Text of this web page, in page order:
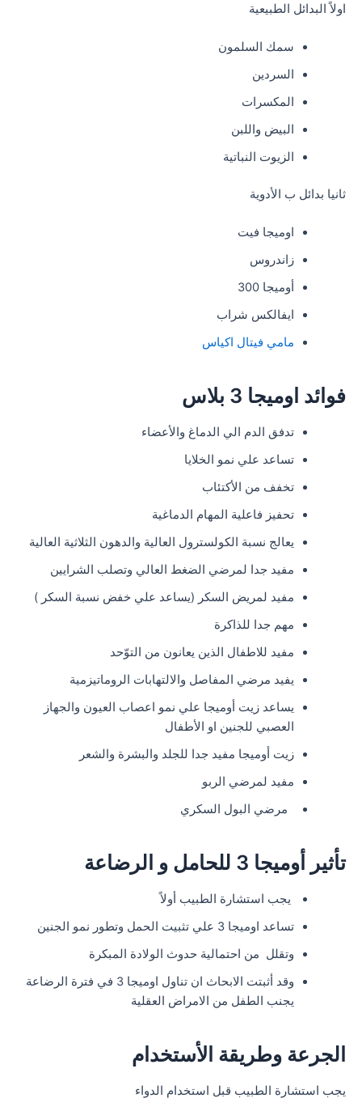
اولاً البدائل الطبيعية
سمك السلمون
السردين
المكسرات
البيض واللبن
الزيوت النباتية
ثانيا بدائل ب الأدوية
اوميجا فيت
زاندروس
أوميجا 300
ايفالكس شراب
مامي فيتال اكياس
فوائد اوميجا 3 بلاس
تدفق الدم الي الدماغ والأعضاء
تساعد علي نمو الخلايا
تخفف من الأكتئاب
تحفيز فاعلية المهام الدماغية
يعالج نسبة الكولسترول العالية والدهون الثلاثية العالية
مفيد جدا لمرضي الضغط العالي وتصلب الشرايين
مفيد لمريض السكر (يساعد علي خفض نسبة السكر )
مهم جدا للذاكرة
مفيد للاطفال الذين يعانون من التوّحد
يفيد مرضي المفاصل والالتهابات الروماتيزمية
يساعد زيت أوميجا علي نمو اعصاب العيون والجهاز
العصبي للجنين او الأطفال
زيت أوميجا مفيد جدا للجلد والبشرة والشعر
مفيد لمرضي الربو
مرضي البول السكري
تأثير أوميجا 3 للحامل و الرضاعة
يجب استشارة الطبيب أولاً
تساعد اوميجا 3 علي تثبيت الحمل وتطور نمو الجنين
وتقلل من احتمالية حدوث الولادة المبكرة
وقد أثبتت الابحاث ان تناول اوميجا 3 في فترة الرضاعة
يجنب الطفل من الامراض العقلية
الجرعة وطريقة الأستخدام
يجب استشارة الطبيب قبل استخدام الدواء